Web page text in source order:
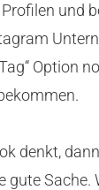
und
Option
denkt,
gute Sache.